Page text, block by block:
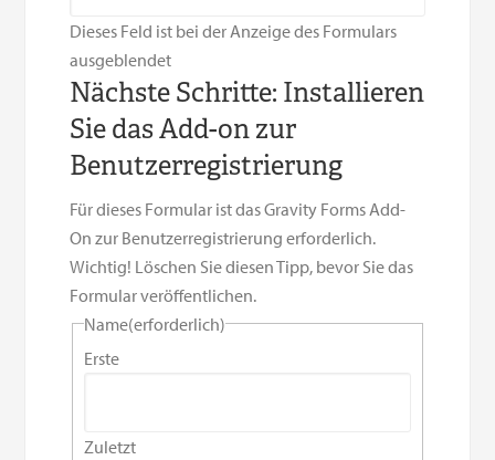
Dieses Feld ist bei der Anzeige des Formulars
ausgeblendet
Nächste Schritte: Installieren
Sie das Add-on zur
Benutzerregistrierung
Für dieses Formular ist das Gravity Forms Add-
On zur Benutzerregistrierung erforderlich.
Wichtig! Löschen Sie diesen Tipp, bevor Sie das
Formular veröffentlichen.
Name(erforderlich)
Erste
Zuletzt